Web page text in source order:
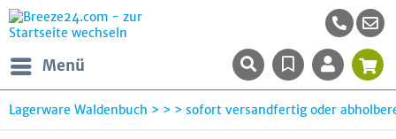
Menü
Lagerware Waldenbuch > > > sofort versandfertig oder